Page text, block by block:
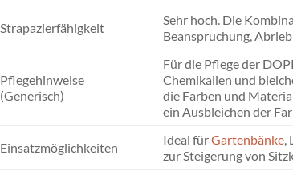
Strapazierfähigkeit
Sehr hoch. Die
Beanspruchung,
Pflegehinweise
(Generisch)
Für die Pflege der
Chemikalien und
die Farben und
ein Ausbleichen der
Einsatzmöglichkeiten
Ideal fürGartenbänke,
zur Steigerung von